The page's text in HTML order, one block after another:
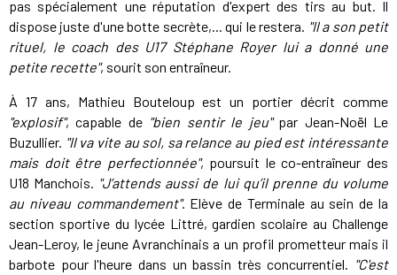
pas spécialement une réputation d'expert des tirs au but. Il
dispose juste d'une botte secrète,... qui le restera. "Il a son petit
rituel, le coach des U17 Stéphane Royer lui a donné une
petite recette", sourit son entraîneur.
À 17 ans, Mathieu Bouteloup est un portier décrit comme
"explosif", capable de "bien sentir le jeu"par Jean-Noël Le
Buzullier. "Il va vite au sol, sa relance au pied est intéressante
mais doit être perfectionnée", poursuit le co-entraîneur des
U18 Manchois. "J’attends aussi de lui qu’il prenne du volume
au niveau commandement". Elève de Terminale au sein de la
section sportive du lycée Littré, gardien scolaire au Challenge
Jean-Leroy, le jeune Avranchinais a un profil prometteur mais il
barbote pour l'heure dans un bassin très concurrentiel. "C'est